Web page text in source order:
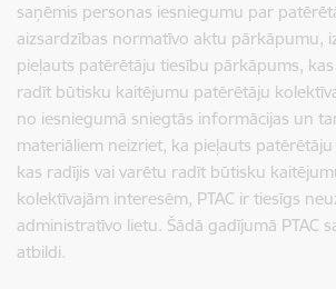
saņēmis personas iesniegumu par
aizsardzības normatīvo aktu pārkāpumu,
pieļauts patērētāju tiesību pārkāpums,
radīt būtisku kaitējumu patērētāju
no iesniegumā sniegtās informācijas un
materiāliem neizriet, ka pieļauts
kas radījis vai varētu radīt būtisku
kolektīvajām interesēm, PTAC ir tiesīgs
administratīvo lietu. Šādā gadījumā PTAC
atbildi.